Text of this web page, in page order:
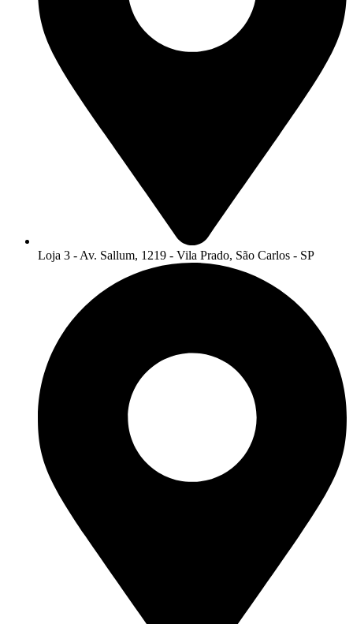
Loja 3 - Av. Sallum, 1219 - Vila Prado, São Carlos - SP